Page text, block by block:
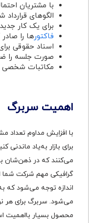
با مشتریان
الگوهای قرارداد
برای یک کار
فاکتورها را صادر
اسناد حقوقی
صورت جلسه را
مکاتبات شخصی
اهمیت سربرگ
با افزایش مداوم تعداد
برای بازار به‌یاد
می‌کنند که در ذهن‌شان
گرافیکی مهم شرکت شما
‌اندازه توجه می‌شود که
می‌شود. سربرگ برای هر
محصول بسیار بااهمیت